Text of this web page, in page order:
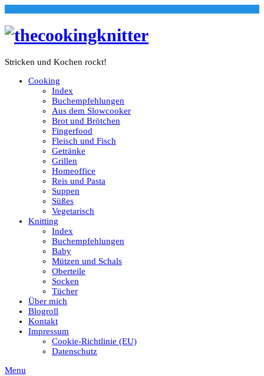
Stricken und Kochen rockt!
Cooking
Index
Buchempfehlungen
Aus dem Slowcooker
Brot und Brötchen
Fingerfood
Fleisch und Fisch
Getränke
Grillen
Homeoffice
Reis und Pasta
Suppen
Süßes
Vegetarisch
Knitting
Index
Buchempfehlungen
Baby
Mützen und Schals
Oberteile
Socken
Tücher
Über mich
Blogroll
Kontakt
Impressum
Cookie-Richtlinie (EU)
Datenschutz
Menu